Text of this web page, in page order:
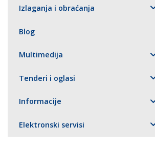
Izlaganja i obraćanja
Blog
Multimedija
Tenderi i oglasi
Informacije
Elektronski servisi